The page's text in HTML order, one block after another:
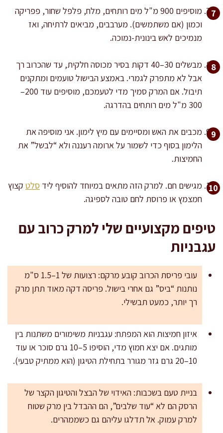
מוסיפים 900 מ"ל מים רותחים, מלח, פלפל שחור, פפריקה
וכמון (אם משתמשים). מערבבים, מביאים לרתיחה, ואז
מנמיכים לאש בינונית-נמוכה.
מבשלים 30–40 דקות בסיר מכוסה חלקית, עד שהכרוב רך
אבל לא מתפרק לגמרי. באמצע הבישול טועמים ומתקנים
תיבול. אם המרק סמיך מדי לטעמכם, מוסיפים עוד 200–
300 מ"ל מים רותחים בהדרגה.
מכבים את האש ומסיימים עם מיץ לימון. אני מוסיפה את
הלימון בסוף כדי לשמור על ארומה רעננה ולא “לבשל” את
החמיצות.
מגישים חם. למרק הזה מתאים במיוחד להוסיף ליד סלט קצוץ
חמצמץ או פרוסת לחם טובה לספיגה.
טיפים מקצועיים שלי למרק כרוב עם
עגבניות
עובי פריסת הכרוב קובע מרקם: רצועות של 1–1.5 ס"מ
נותנות “ביס” גם אחרי בישול. פריסה דקה מאוד תתן מרק
רך יותר, כמעט תבשילי.
איזון חמיצות הוא המפתח: עגבניות משימורים משתנות בין
מותגים. אם יצא חמוץ מדי, הוסיפו 5–10 גרם סוכר או עוד
10–20 גרם גזר מגורר בתחילת הטיגון (הוא ממתיק טבעי).
בניית טעם בשכבות: האידוי של הבצל והטיגון הקצר של
הרסק הם לא “עוד שלבים”, הם ההבדל בין מרק שטוח
למרק עמוק. אל תדלגו עליהם גם כשממהרים.